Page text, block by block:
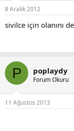
8 Aralık 2012
sivilce için olanını
P poplaydy
Forum Okuru
11 Ağustos 2013